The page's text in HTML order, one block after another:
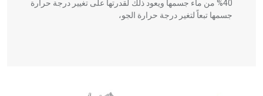
40% من ماء جسمها ويعود ذلك لقدرتها على تغيير درجة حرارة
جسمها تبعاً لتغير درجة حرارة الجو،
الحكم، الأدلة، تنظيم التغذية، ورسالته في جروح الرأس. ويعود